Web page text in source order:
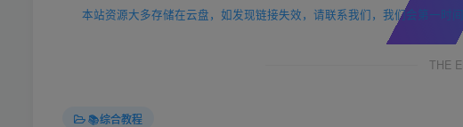
本站资源大多存储在云盘，如发现链接失效，请联系我们，我们会第一时间
THE
📚综合教程